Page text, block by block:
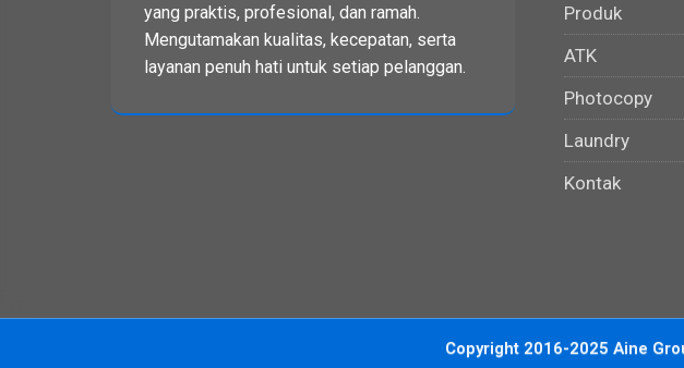
yang praktis, profesional, dan ramah.
Mengutamakan kualitas, kecepatan, serta
layanan penuh hati untuk setiap pelanggan.
Produk
ATK
Photocopy
Laundry
Kontak
Copyright 2016-2025 Aine